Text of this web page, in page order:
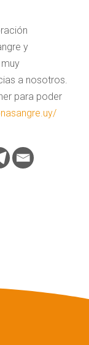
y
a nosotros.
para poder